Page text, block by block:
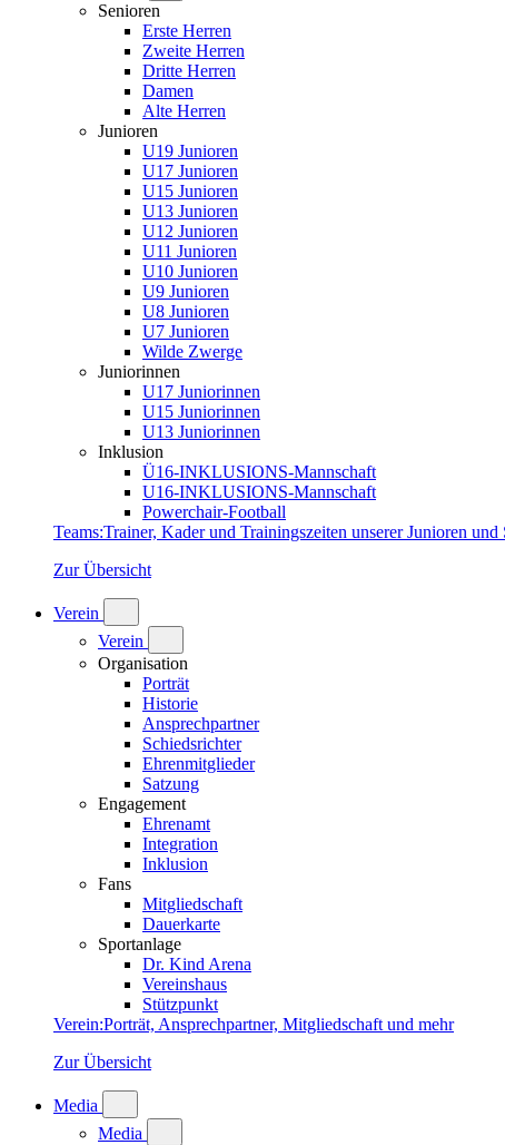
Senioren
Erste Herren
Zweite Herren
Dritte Herren
Damen
Alte Herren
Junioren
U19 Junioren
U17 Junioren
U15 Junioren
U13 Junioren
U12 Junioren
U11 Junioren
U10 Junioren
U9 Junioren
U8 Junioren
U7 Junioren
Wilde Zwerge
Juniorinnen
U17 Juniorinnen
U15 Juniorinnen
U13 Juniorinnen
Inklusion
Ü16-INKLUSIONS-Mannschaft
U16-INKLUSIONS-Mannschaft
Powerchair-Football
Teams:Trainer, Kader und Trainingszeiten unserer Junioren und
Zur Übersicht
Verein
Verein
Organisation
Porträt
Historie
Ansprechpartner
Schiedsrichter
Ehrenmitglieder
Satzung
Engagement
Ehrenamt
Integration
Inklusion
Fans
Mitgliedschaft
Dauerkarte
Sportanlage
Dr. Kind Arena
Vereinshaus
Stützpunkt
Verein:Porträt, Ansprechpartner, Mitgliedschaft und mehr
Zur Übersicht
Media
Media